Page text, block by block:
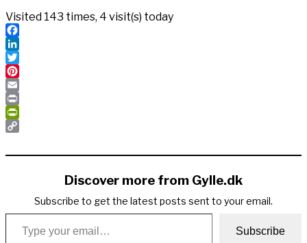
Visited 143 times, 4 visit(s) today
Facebook
LinkedIn
Twitter
Pinterest
Email
Print
PrintFriendly
Link
Discover more from Gylle.dk
Subscribe to get the latest posts sent to your email.
Type your email…
Subscribe